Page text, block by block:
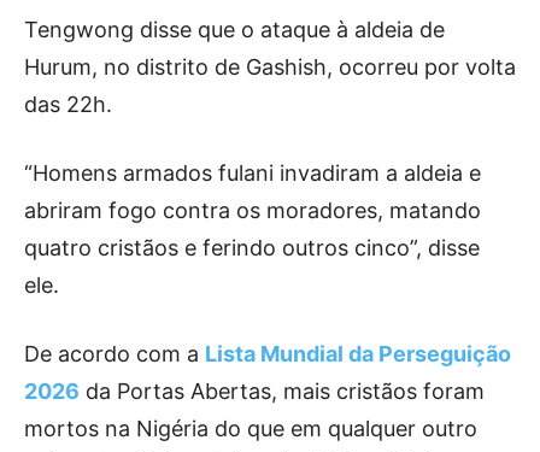
Tengwong disse que o ataque à aldeia de
Hurum, no distrito de Gashish, ocorreu por volta
das 22h.
“Homens armados fulani invadiram a aldeia e
abriram fogo contra os moradores, matando
quatro cristãos e ferindo outros cinco”, disse
ele.
De acordo com a Lista Mundial da Perseguição
2026 da Portas Abertas, mais cristãos foram
mortos na Nigéria do que em qualquer outro